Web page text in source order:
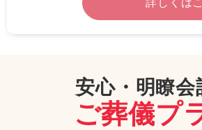
詳しくは
安心・明瞭会
ご葬儀プ